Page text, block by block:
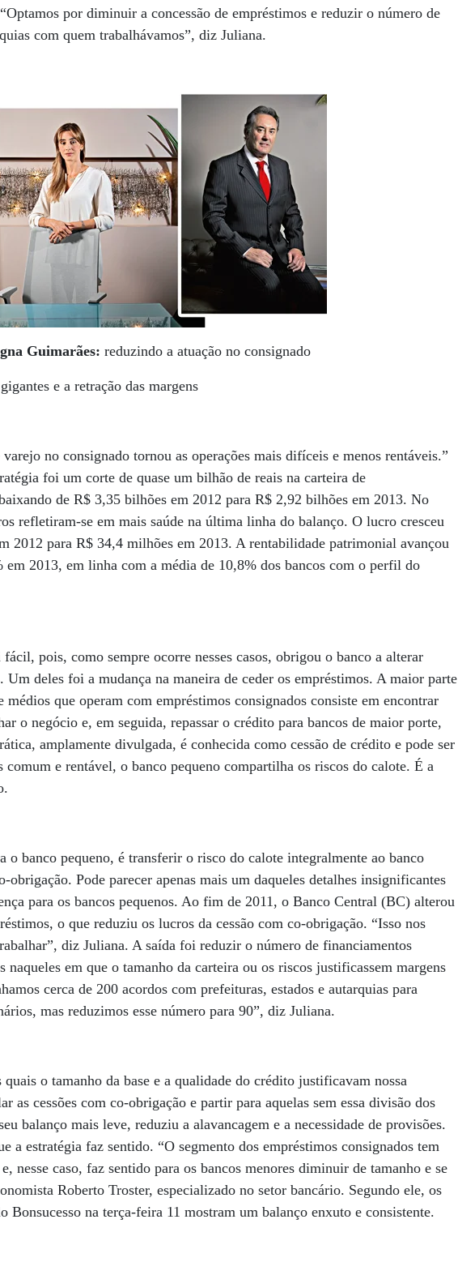
por diminuir a concessão de empréstimos e reduzir o número de
com quem trabalhávamos”, diz Juliana.
Guimarães: reduzindo a atuação no consignado
e a retração das margens
no consignado tornou as operações mais difíceis e menos rentáveis.”
foi um corte de quase um bilhão de reais na carteira de
de R$ 3,35 bilhões em 2012 para R$ 2,92 bilhões em 2013. No
refletiram-se em mais saúde na última linha do balanço. O lucro cresceu
2012 para R$ 34,4 milhões em 2013. A rentabilidade patrimonial avançou
em 2013, em linha com a média de 10,8% dos bancos com o perfil do
pois, como sempre ocorre nesses casos, obrigou o banco a alterar
Um deles foi a mudança na maneira de ceder os empréstimos. A maior parte
médios que operam com empréstimos consignados consiste em encontrar
o negócio e, em seguida, repassar o crédito para bancos de maior porte,
amplamente divulgada, é conhecida como cessão de crédito e pode ser
comum e rentável, o banco pequeno compartilha os riscos do calote. É a
o banco pequeno, é transferir o risco do calote integralmente ao banco
obrigação. Pode parecer apenas mais um daqueles detalhes insignificantes
para os bancos pequenos. Ao fim de 2011, o Banco Central (BC) alterou
o que reduziu os lucros da cessão com co-obrigação. “Isso nos
diz Juliana. A saída foi reduzir o número de financiamentos
naqueles em que o tamanho da carteira ou os riscos justificassem margens
cerca de 200 acordos com prefeituras, estados e autarquias para
mas reduzimos esse número para 90”, diz Juliana.
quais o tamanho da base e a qualidade do crédito justificavam nossa
as cessões com co-obrigação e partir para aquelas sem essa divisão dos
balanço mais leve, reduziu a alavancagem e a necessidade de provisões.
a estratégia faz sentido. “O segmento dos empréstimos consignados tem
nesse caso, faz sentido para os bancos menores diminuir de tamanho e se
Roberto Troster, especializado no setor bancário. Segundo ele, os
Bonsucesso na terça-feira 11 mostram um balanço enxuto e consistente.